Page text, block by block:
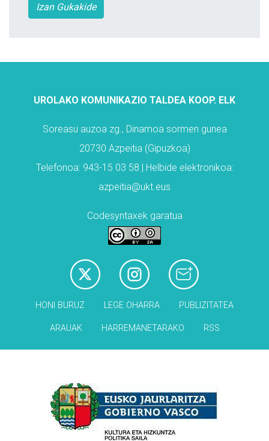
Izan Gukakide
UROLAKO KOMUNIKAZIO TALDEA KOOP. ELK
Soreasu auzoa zg., Dinamoa sormen gunea
20730 Azpeitia (Gipuzkoa)
Telefonoa: 943-15 03 58 | Helbide elektronikoa:
azpeitia@ukt.eus
Codesyntaxek garatua
HONI BURUZ LEGE OHARRA PUBLIZITATEA
ARAUAK HARREMANETARAKO RSS